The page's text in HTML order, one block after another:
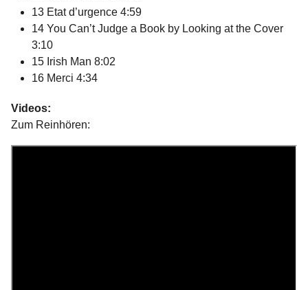
13 Etat d’urgence 4:59
14 You Can’t Judge a Book by Looking at the Cover
3:10
15 Irish Man 8:02
16 Merci 4:34
Videos:
Zum Reinhören: